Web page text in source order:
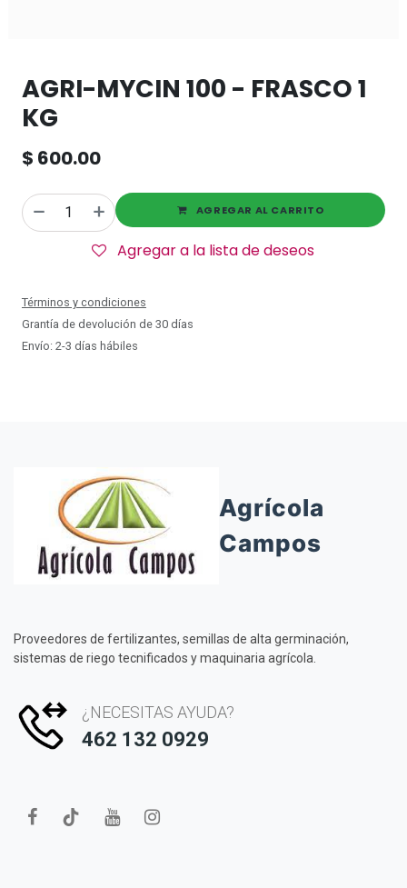
AGRI-MYCIN 100 - FRASCO 1
KG
$ 600.00
AGREGAR AL CARRITO
Agregar a la lista de deseos
Términos y condiciones
Grantía de devolución de 30 días
Envío: 2-3 días hábiles
Agrícola
Campos
Proveedores de fertilizantes, semillas de alta germinación,
sistemas de riego tecnificados y maquinaria agrícola.
¿NECESITAS AYUDA?
462 132 0929